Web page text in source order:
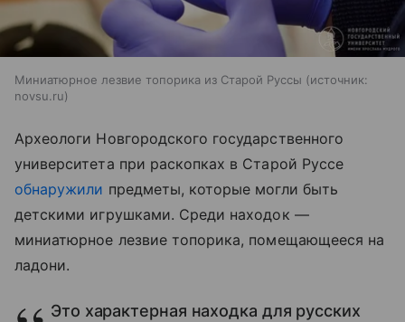
Миниатюрное лезвие топорика из Старой Руссы
источник:
novsu.ru
Археологи Новгородского государственного
университета при раскопках в Старой Руссе
обнаружили предметы, которые могли быть
детскими игрушками. Среди находок —
миниатюрное лезвие топорика, помещающееся на
ладони.
Это характерная находка для русских